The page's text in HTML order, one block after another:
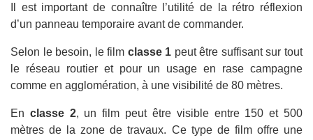
Il est important de connaître l’utilité de la rétro réflexion
d’un panneau temporaire avant de commander.
Selon le besoin, le film classe 1 peut être suffisant sur tout
le réseau routier et pour un usage en rase campagne
comme en agglomération, à une visibilité de 80 mètres.
En classe 2, un film peut être visible entre 150 et 500
mètres de la zone de travaux. Ce type de film offre une